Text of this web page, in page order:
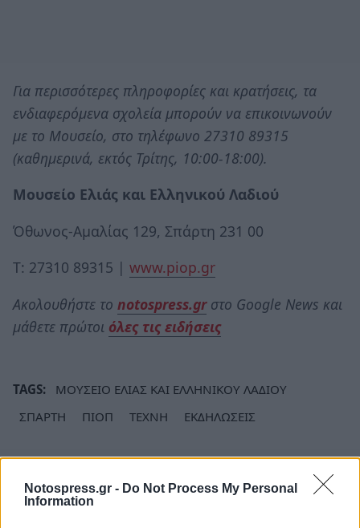
Notospress.gr - Do Not Process My Personal
Information
Για περισσότερες πληροφορίες και κρατήσεις, τα
ενδιαφερόμενα σχολεία μπορούν να επικοινωνούν
με το Μουσείο, στο τηλέφωνο 27310 89315
(καθημερινά, εκτός Τρίτης, 10:00-18:00).
Μουσείο Ελιάς και Ελληνικού Λαδιού
Όθωνος-Αμαλίας 129, Σπάρτη 231 00
Τ: 27310 89315 | www.piop.gr
Ακολουθήστε το notospress.grστο Google News και
μάθετε πρώτοι όλες τις ειδήσεις
TAGS:
ΜΟΥΣΕΙΟ ΕΛΙΑΣ ΚΑΙ ΕΛΛΗΝΙΚΟΥ ΛΑΔΙΟΥ
ΣΠΑΡΤΗ
ΠΙΟΠ ΤΕΧΝΗ ΕΚΔΗΛΩΣΕΙΣ